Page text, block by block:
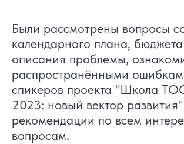
Были рассмотрены вопросы
календарного плана,
описания проблемы,
распространёнными
спикеров проекта "Школа
2023: новый вектор
рекомендации по всем
вопросам.